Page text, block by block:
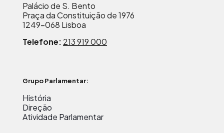
Palácio de S. Bento
Praça da Constituição de 1976
1249-068 Lisboa
Telefone: 213 919 000
Grupo Parlamentar:
História
Direção
Atividade Parlamentar